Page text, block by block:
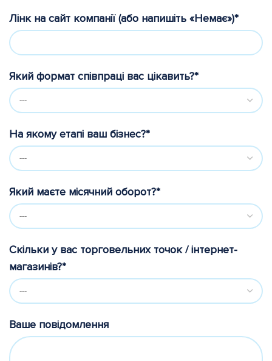
Лінк на сайт компанії (або напишіть «Немає»)*
Який формат співпраці вас цікавить?*
На якому етапі ваш бізнес?*
Який маєте місячний оборот?*
Скільки у вас торговельних точок / інтернет-
магазинів?*
Ваше повідомлення